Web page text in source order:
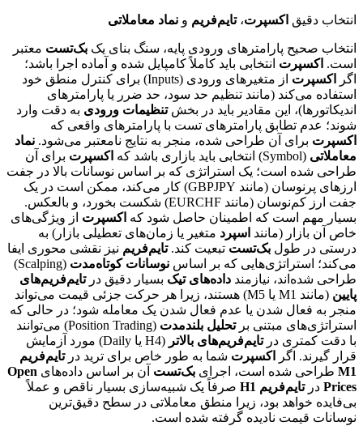
انتخاب دقیق اکسپرت،تایم‌فریم و نماد معاملاتی
انتخاب صحیح پارامترهای ورودی پایه، سنگ بنای یک بک‌تست معتبر
است. اکسپرت انتخابی باید کاملاً کامپایل شده و آماده اجرا باشد؛
اگر
اکسپرت
از متغیرهای ورودی (Inputs) برای کنترل منطق خود
استفاده می‌کند (مانند تنظیم حد سود، حد ضرر یا پارامترهای
اندیکاتورها)، این مقادیر باید در بخشتنظیمات ورودی به دقت وارد
شوند؛ عدم تطابق پارامترهای تست با پارامترهای واقعی که
اکسپرت برای آن طراحی شده، منجر به نتایج نامعتبر می‌شود. نماد
معاملاتی (Symbol) انتخابی باید بازاری باشد که اکسپرت برای آن
طراحی شده است؛ یک استراتژی که بر اساس نوسانات بالا در جفت
ارزهای پرنوسان (مانند GBPJPY) کار می‌کند، ممکن است در یک
جفت ارز کم‌نوسان (مانند EURCHF) شکست بخورد، و بالعکس.
بسیار مهم است که اطمینان حاصل شود که اکسپرت از ویژگی‌های
خاص آن بازار (مانند اسپرد متغیر یا زمان‌های تعطیلی بازار) به
درستی در طول بک‌تست تبعیت کند.تایم‌فریم نیز نقشی محوری ایفا
می‌کند؛ استراتژی‌هایی که بر اساس نوسانات کوتاه‌مدت
(Scalping)
طراحی شده‌اند، نیازمند داده‌های تیک بسیار دقیق درتایم‌فریم‌های
پایین
(مانند M1 یا M5) هستند، زیرا هر حرکت جزئی قیمت می‌تواند
منجر به فعال شدن یا عدم فعال شدن یک معامله شود؛ در حالی که
استراتژی‌های مبتنی برتحلیل بلندمدت
(Position Trading) می‌توانند
با دقت کمتری درتایم‌فریم‌های بالاتر
(H4 یا Daily) مورد آزمایش
قرار گیرند. اگر
اکسپرت شما به طور خاص برای ترید درتایم‌فریم
M1 طراحی شده است، اجرای بک‌تست آن بر اساس داده‌های Open
Prices درتایم‌فریم H1
صرفاً یک شبیه‌سازی بسیار ناقص و عملاً
بی‌فایده خواهد بود، زیرا منطق معاملاتی در سطح دقیق‌ترین
نوسانات قیمت نادیده گرفته شده است.